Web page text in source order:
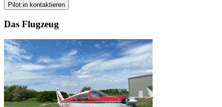
Pilot:in kontaktieren
Das Flugzeug